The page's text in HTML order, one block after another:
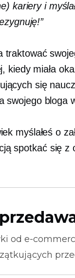
kariery i
traktować
kiedy miała
się
swojego bloga
myślałeś o
spotkać się z
od e-